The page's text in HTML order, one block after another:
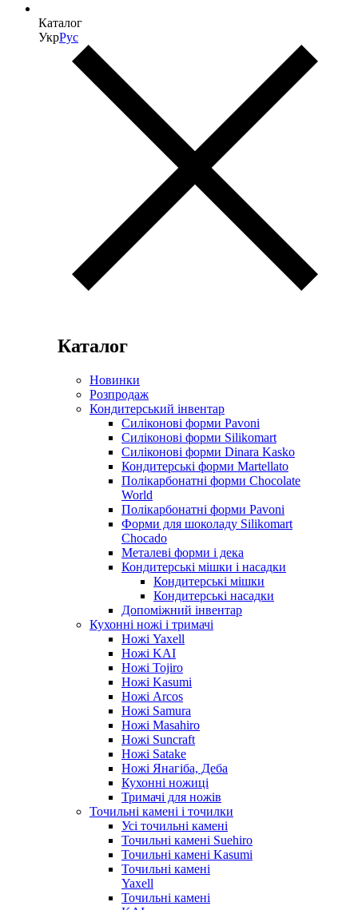
Каталог
УкрРус
Каталог
Новинки
Розпродаж
Кондитерський інвентар
Силіконові форми Pavoni
Силіконові форми Silikomart
Силіконові форми Dinara Kasko
Кондитерські форми Martellato
Полікарбонатні форми Chocolate
World
Полікарбонатні форми Pavoni
Форми для шоколаду Silikomart
Chocado
Металеві форми і дека
Кондитерські мішки і насадки
Кондитерські мішки
Кондитерські насадки
Допоміжний інвентар
Кухонні ножі і тримачі
Ножі Yaxell
Ножі KAI
Ножі Tojiro
Ножі Kasumi
Ножі Arcos
Ножі Samura
Ножі Masahiro
Ножі Suncraft
Ножі Satake
Ножі Янагіба, Деба
Кухонні ножиці
Тримачі для ножів
Точильні камені і точилки
Усі точильні камені
Точильні камені Suehiro
Точильні камені Kasumi
Точильні камені
Yaxell
Точильні камені